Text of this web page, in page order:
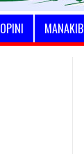
OPINI MANAKIB